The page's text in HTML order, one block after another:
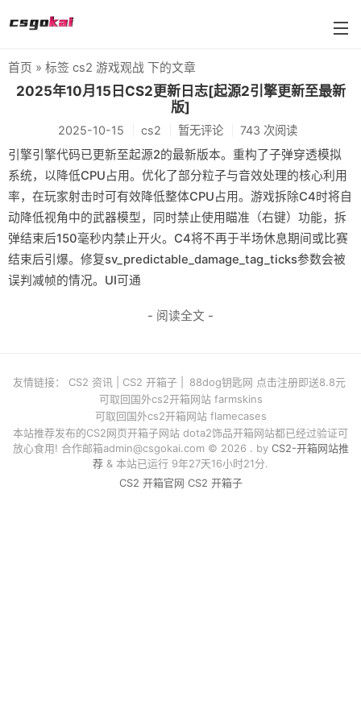
farmskins
88dog
flamecases
88hash-jp
首页 » 标签 cs2 游戏观战 下的文章
2025年10月15日CS2更新日志[起源2引擎更新至最新
版]
2025-10-15 cs2 暂无评论 743 次阅读
引擎引擎代码已更新至起源2的最新版本。重构了子弹穿透模拟
系统，以降低CPU占用。优化了部分粒子与音效处理的核心利用
率，在玩家射击时可有效降低整体CPU占用。游戏拆除C4时将自
动降低视角中的武器模型，同时禁止使用瞄准（右键）功能，拆
弹结束后150毫秒内禁止开火。C4将不再于半场休息期间或比赛
结束后引爆。修复sv_predictable_damage_tag_ticks参数会被
误判减帧的情况。UI可通
- 阅读全文 -
友情链接： CS2 资讯 CS2 开箱子
88dog钥匙网 点击注册即送8.8元
可取回国外cs2开箱网站 farmskins
可取回国外cs2开箱网站 flamecases
本站推荐发布的CS2网页开箱子网站 dota2饰品开箱网站都已经过验证可
放心食用! 合作邮箱admin@csgokai.com© 2026 . by CS2-开箱网站推
荐 & 本站已运行 9年27天16小时21分.
CS2 开箱官网 CS2 开箱子